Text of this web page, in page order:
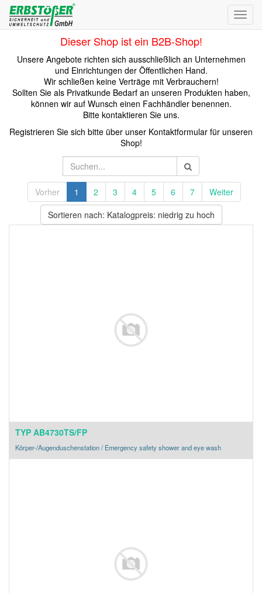
Dieser Shop ist ein B2B-Shop!
Unsere Angebote richten sich ausschließlich an Unternehmen
und Einrichtungen der Öffentlichen Hand.
Wir schließen keine Verträge mit Verbrauchern!
Sollten Sie als Privatkunde Bedarf an unseren Produkten haben,
können wir auf Wunsch einen Fachhändler benennen.
Bitte kontaktieren Sie uns.
Registrieren Sie sich bitte über unser Kontaktformular für unseren
Shop!
Vorher 1 2 3 4 5 6 7
Weiter
Sortieren nach: Katalogpreis: niedrig zu hoch
TYP AB4730TS/FP
Körper-/Augenduschenstation / Emergency safety shower and eye wash